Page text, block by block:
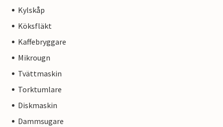
Kylskåp
Köksfläkt
Kaffebryggare
Mikrougn
Tvättmaskin
Torktumlare
Diskmaskin
Dammsugare